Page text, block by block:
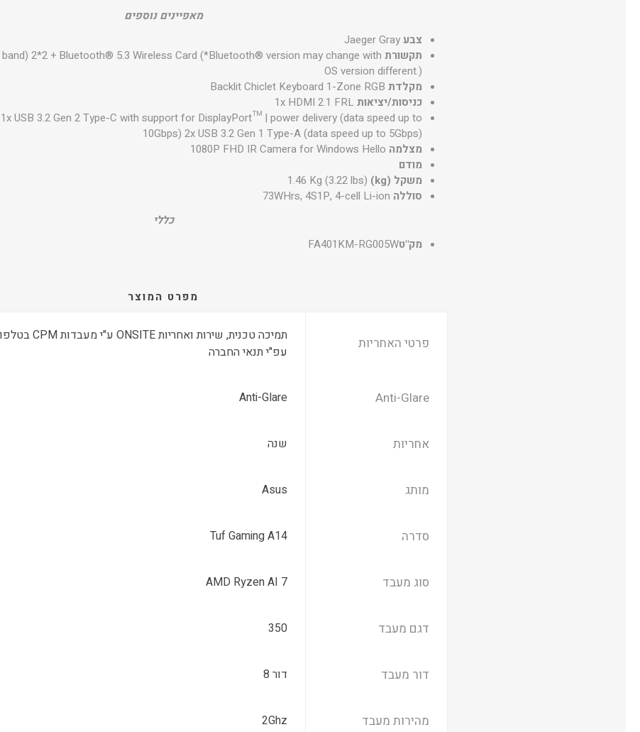
מאפיינים נוספים
צבעJaeger Gray
תקשורת band) 2*2 + Bluetooth® 5.3 Wireless Card (*Bluetooth® version may change with
OS version different.)
מקלדת Backlit Chiclet Keyboard 1-Zone RGB
כניסות/יציאות 1x HDMI 2.1 FRL
USB 3.2 Gen 2 Type-C with support for DisplayPort™ | power delivery (data speed up to
10Gbps) 2x USB 3.2 Gen 1 Type-A (data speed up to 5Gbps)
מצלמה 1080P FHD IR Camera for Windows Hello
מודם
משקל (kg)
1.46 Kg (3.22 lbs)
סוללה 73WHrs, 4S1P, 4-cell Li-ion
כללי
מק"טFA401KM-RG005W
מפרט המוצר
פרטי האחריות
עפ"י תנאי החברה
Anti-Glare
Anti-Glare
אחריות שנה
מותג Asus
סדרה Tuf Gaming A14
סוג מעבד AMD Ryzen AI 7
דגם מעבד 350
דור מעבד דור 8
מהירות מעבד 2Ghz